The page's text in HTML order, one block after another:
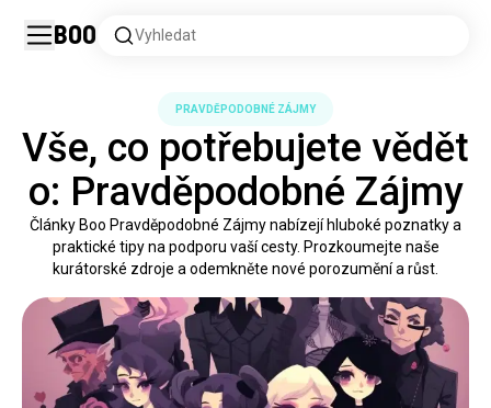
Boo Vyhledat
PRAVDĚPODOBNÉ ZÁJMY
Vše, co potřebujete vědět
o: Pravděpodobné Zájmy
Články Boo Pravděpodobné Zájmy nabízejí hluboké poznatky a
praktické tipy na podporu vaší cesty. Prozkoumejte naše
kurátorské zdroje a odemkněte nové porozumění a růst.